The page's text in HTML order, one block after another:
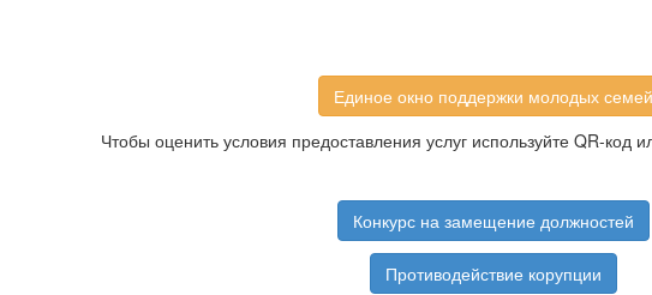
Единое окно поддержки молодых семей
Чтобы оценить условия предоставления услуг используйте QR-код
Конкурс на замещение должностей
Противодействие корупции